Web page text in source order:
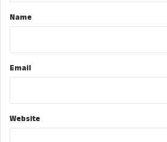
*Name
Email
Website